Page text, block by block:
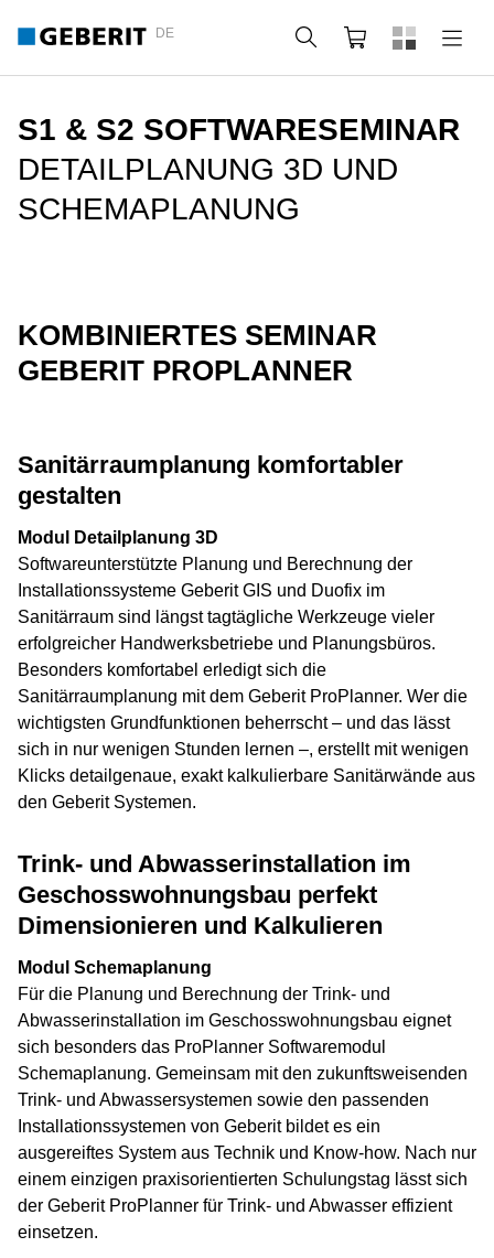
DE Suche Webshop
S1 & S2 SOFTWARESEMINAR
DETAILPLANUNG 3D UND
SCHEMAPLANUNG
KOMBINIERTES SEMINAR
GEBERIT PROPLANNER
Sanitärraumplanung komfortabler
gestalten
Modul Detailplanung 3D
Softwareunterstützte Planung und Berechnung der
Installationssysteme Geberit GIS und Duofix im
Sanitärraum sind längst tagtägliche Werkzeuge vieler
erfolgreicher Handwerksbetriebe und Planungsbüros.
Besonders komfortabel erledigt sich die
Sanitärraumplanung mit dem Geberit ProPlanner. Wer die
wichtigsten Grundfunktionen beherrscht – und das lässt
sich in nur wenigen Stunden lernen –, erstellt mit wenigen
Klicks detailgenaue, exakt kalkulierbare Sanitärwände aus
den Geberit Systemen.
Trink- und Abwasserinstallation im
Geschosswohnungsbau perfekt
Dimensionieren und Kalkulieren
Modul Schemaplanung
Für die Planung und Berechnung der Trink- und
Abwasserinstallation im Geschosswohnungsbau eignet
sich besonders das ProPlanner Softwaremodul
Schemaplanung. Gemeinsam mit den zukunftsweisenden
Trink- und Abwassersystemen sowie den passenden
Installationssystemen von Geberit bildet es ein
ausgereiftes System aus Technik und Know-how. Nach nur
einem einzigen praxisorientierten Schulungstag lässt sich
der Geberit ProPlanner für Trink- und Abwasser effizient
einsetzen.